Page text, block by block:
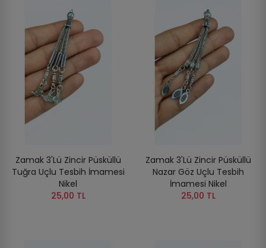
Zamak 3'lü Zincir Püsküllü
Tuğra Uçlu Tesbih İmamesi
Nikel
25,00 TL
Zamak 3'lü Zincir Püsküllü
Nazar Göz Uçlu Tesbih
İmamesi Nikel
25,00 TL